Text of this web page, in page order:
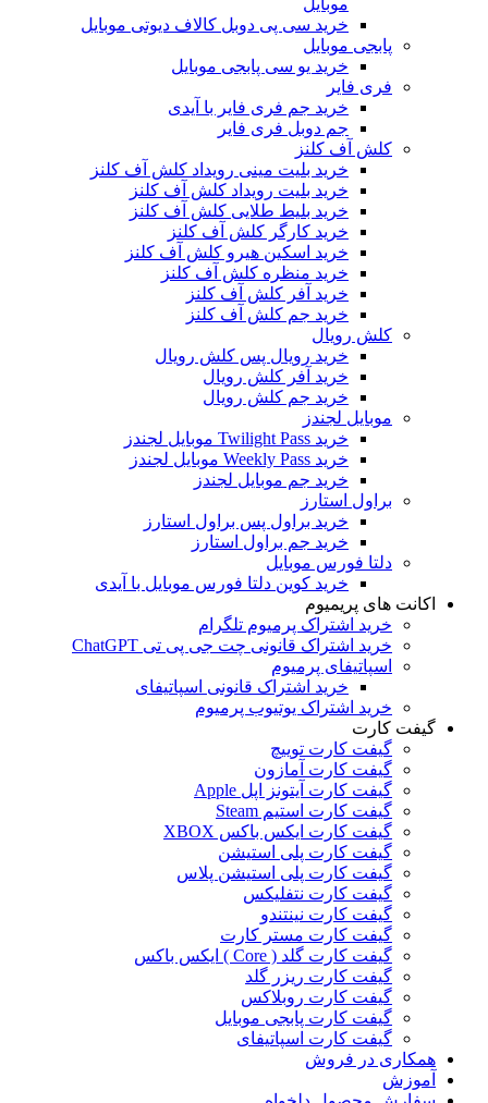
موبایل
خرید سی پی دوبل کالاف دیوتی موبایل
پابجی موبایل
خرید یو سی پابجی موبایل
فری فایر
خرید جم فری فایر با آیدی
جم دوبل فری فایر
کلش آف کلنز
خرید بلیت مینی رویداد کلش آف کلنز
خرید بلیت رویداد کلش آف کلنز
خرید بلیط طلایی کلش آف کلنز
خرید کارگر کلش آف کلنز
خرید اسکین هیرو کلش آف کلنز
خرید منظره کلش آف کلنز
خرید آفر کلش آف کلنز
خرید جم کلش آف کلنز
کلش رویال
خرید رویال پس کلش رویال
خرید آفر کلش رویال
خرید جم کلش رویال
موبایل لجندز
خرید Twilight Pass موبایل لجندز
خرید Weekly Pass موبایل لجندز
خرید جم موبایل لجندز
براول استارز
خرید براول پس براول استارز
خرید جم براول استارز
دلتا فورس موبایل
خرید کوین دلتا فورس موبایل با آیدی
اکانت های پریمیوم
خرید اشتراک پرمیوم تلگرام
خرید اشتراک قانونی چت جی پی تی ChatGPT
اسپاتیفای پرمیوم
خرید اشتراک قانونی اسپاتیفای
خرید اشتراک یوتیوب پرمیوم
گیفت کارت
گیفت کارت توییچ
گیفت کارت آمازون
گیفت کارت آیتونز اپل Apple
گیفت کارت استیم Steam
گیفت کارت ایکس باکس XBOX
گیفت کارت پلی استیشن
گیفت کارت پلی استیشن پلاس
گیفت کارت نتفلیکس
گیفت کارت نینتندو
گیفت کارت مستر کارت
گیفت کارت گلد ( Core ) ایکس باکس
گیفت کارت ریزر گلد
گیفت کارت روبلاکس
گیفت کارت پابجی موبایل
گیفت کارت اسپاتیفای
همکاری در فروش
آموزش